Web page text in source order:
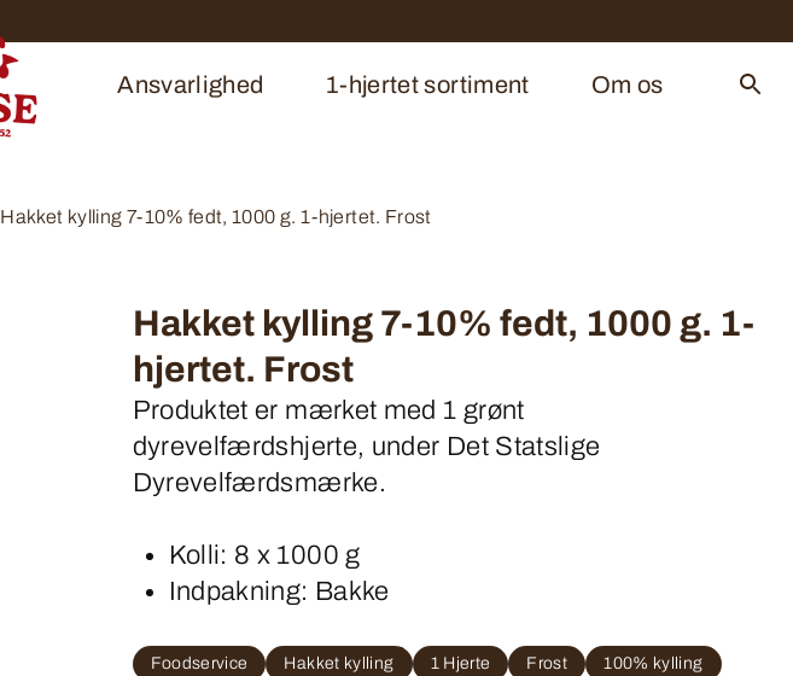
Ansvarlighed 1-hjertet sortiment Om os
Hakket kylling 7-10% fedt, 1000 g. 1-hjertet. Frost
Hakket kylling 7-10% fedt, 1000 g. 1-
hjertet. Frost
Produktet er mærket med 1 grønt
dyrevelfærdshjerte, under Det Statslige
Dyrevelfærdsmærke.
Kolli: 8 x 1000 g
Indpakning: Bakke
Foodservice Hakket kylling 1 Hjerte Frost
100% kylling